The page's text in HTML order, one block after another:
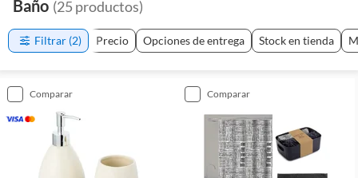
Baño (25productos)
Filtrar (2) Precio Opciones de entrega Stock en tienda
comparar comparar